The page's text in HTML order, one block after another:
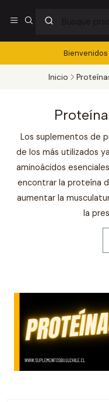
Inicio
Los suplementos de
de los más utilizados
aminoácidos
encontrar la proteína
aumentar la
la